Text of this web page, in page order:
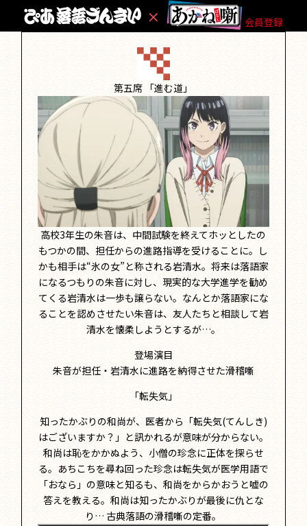
会員登録
第五席 「進む道」
高校3年生の朱音は、中間試験を終えてホッとしたの
もつかの間、担任からの進路指導を受けることに。し
かも相手は“氷の女”と称される岩清水。将来は落語家
になるつもりの朱音に対し、現実的な大学進学を勧め
てくる岩清水は一歩も譲らない。なんとか落語家にな
ることを認めさせたい朱音は、友人たちと相談して岩
清水を懐柔しようとするが…。
登場演目
朱音が担任・岩清水に進路を納得させた滑稽噺
「転失気」
知ったかぶりの和尚が、医者から「転失気(てんしき)
はございますか？」と訊かれるが意味が分からない。
和尚は恥をかかぬよう、小僧の珍念に正体を探らせ
る。あちこちを尋ね回った珍念は転失気が医学用語で
「おなら」の意味と知るも、和尚をからかおうと嘘の
答えを教える。和尚は知ったかぶりが最後に仇とな
り… 古典落語の滑稽噺の定番。